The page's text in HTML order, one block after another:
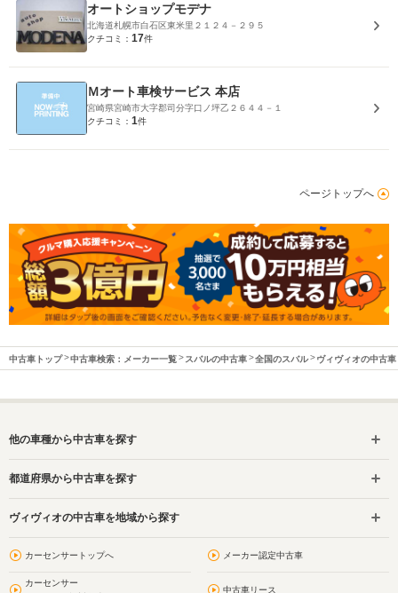
オートショップモデナ
北海道札幌市白石区東米里２１２４－２９５
クチコミ： 17件
Ｍオート車検サービス 本店
宮崎県宮崎市大字郡司分字口ノ坪乙２６４４－１
クチコミ： 1件
ページトップへ
中古車トップ 中古車検索：メーカー一覧 スバルの中古車 全国のスバル ヴィヴィオの中古車
他の車種から中古車を探す
都道府県から中古車を探す
ヴィヴィオの中古車を地域から探す
カーセンサートップへ メーカー認定中古車
カーセンサー
中古車リース